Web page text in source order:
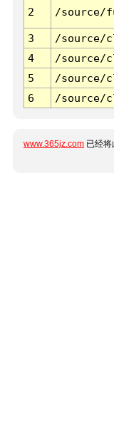
2 /source/
3 /source/
4
/source/
5
/source/
6
/source/
www.365jz.com 已经